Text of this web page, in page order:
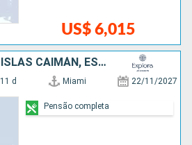
US$ 6,015
ARUBA, COLOMBIA, ISLAS CAIMÁN, ESTADOS UNIDOS
11 d Miami 22/11/2027
Pensão completa